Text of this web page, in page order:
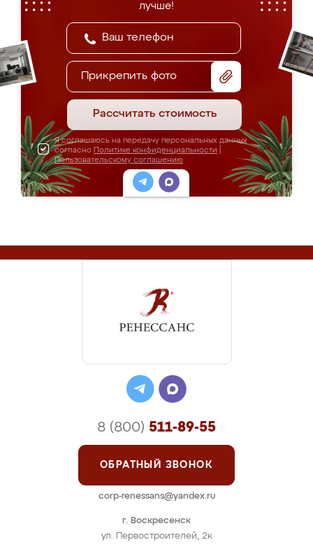
лучше!
Прикрепить фото
Рассчитать стоимость
Я соглашаюсь на передачу персональных данных
согласно Политике конфиденциальности
Пользовательскому соглашению
г. Воскресенск
ул. Первостроителей, 2к
8 (800) 511-89-55
ОБРАТНЫЙ ЗВОНОК
corp-renessans@yandex.ru